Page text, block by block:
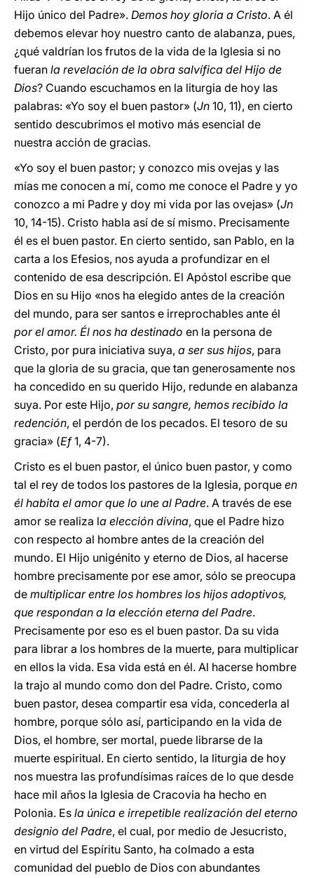
Hijo único del Padre». Demos hoy gloria a Cristo. A él
debemos elevar hoy nuestro canto de alabanza, pues,
¿qué valdrían los frutos de la vida de la Iglesia si no
fueran la revelación de la obra salvífica del Hijo de
Dios? Cuando escuchamos en la liturgia de hoy las
palabras: «Yo soy el buen pastor» (Jn 10, 11), en cierto
sentido descubrimos el motivo más esencial de
nuestra acción de gracias.
«Yo soy el buen pastor; y conozco mis ovejas y las
mías me conocen a mí, como me conoce el Padre y yo
conozco a mi Padre y doy mi vida por las ovejas» (Jn
10, 14-15). Cristo habla así de sí mismo. Precisamente
él es el buen pastor. En cierto sentido, san Pablo, en la
carta a los Efesios, nos ayuda a profundizar en el
contenido de esa descripción. El Apóstol escribe que
Dios en su Hijo «nos ha elegido antes de la creación
del mundo, para ser santos e irreprochables ante él
por el amor. Él nos ha destinado en la persona de
Cristo, por pura iniciativa suya, a ser sus hijos, para
que la gloria de su gracia, que tan generosamente nos
ha concedido en su querido Hijo, redunde en alabanza
suya. Por este Hijo, por su sangre, hemos recibido la
redención, el perdón de los pecados. El tesoro de su
gracia» (Ef1, 4-7).
Cristo es el buen pastor, el único buen pastor, y como
tal el rey de todos los pastores de la Iglesia, porque en
él habita el amor que lo une al Padre. A través de ese
amor se realiza la elección divina, que el Padre hizo
con respecto al hombre antes de la creación del
mundo. El Hijo unigénito y eterno de Dios, al hacerse
hombre precisamente por ese amor, sólo se preocupa
de multiplicar entre los hombres los hijos adoptivos,
que respondan a la elección eterna del Padre.
Precisamente por eso es el buen pastor. Da su vida
para librar a los hombres de la muerte, para multiplicar
en ellos la vida. Esa vida está en él. Al hacerse hombre
la trajo al mundo como don del Padre. Cristo, como
buen pastor, desea compartir esa vida, concederla al
hombre, porque sólo así, participando en la vida de
Dios, el hombre, ser mortal, puede librarse de la
muerte espiritual. En cierto sentido, la liturgia de hoy
nos muestra las profundísimas raíces de lo que desde
hace mil años la Iglesia de Cracovia ha hecho en
Polonia. Es la única e irrepetible realización del eterno
designio del Padre, el cual, por medio de Jesucristo,
en virtud del Espíritu Santo, ha colmado a esta
comunidad del pueblo de Dios con abundantes